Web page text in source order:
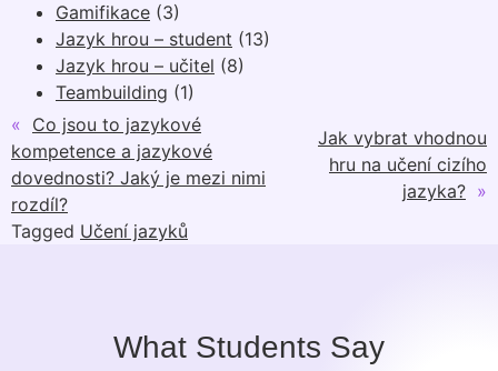
Gamifikace (3)
Jazyk hrou – student (13)
Jazyk hrou – učitel (8)
Teambuilding (1)
« Co jsou to jazykové
kompetence a jazykové
dovednosti? Jaký je mezi nimi
rozdíl?
Jak vybrat vhodnou
hru na učení cizího
jazyka? »
Tagged Učení jazyků
What Students Say